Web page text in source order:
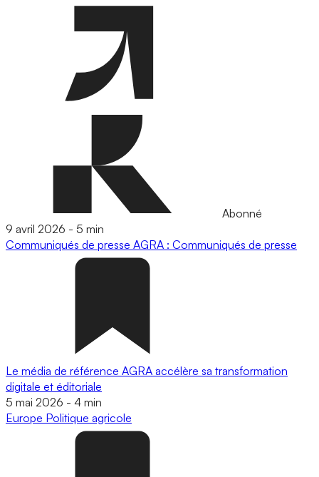
Abonné
9 avril 2026 - 5 min
Communiqués de presse AGRA : Communiqués de presse
Le média de référence AGRA accélère sa transformation
digitale et éditoriale
5 mai 2026 - 4 min
Europe Politique agricole